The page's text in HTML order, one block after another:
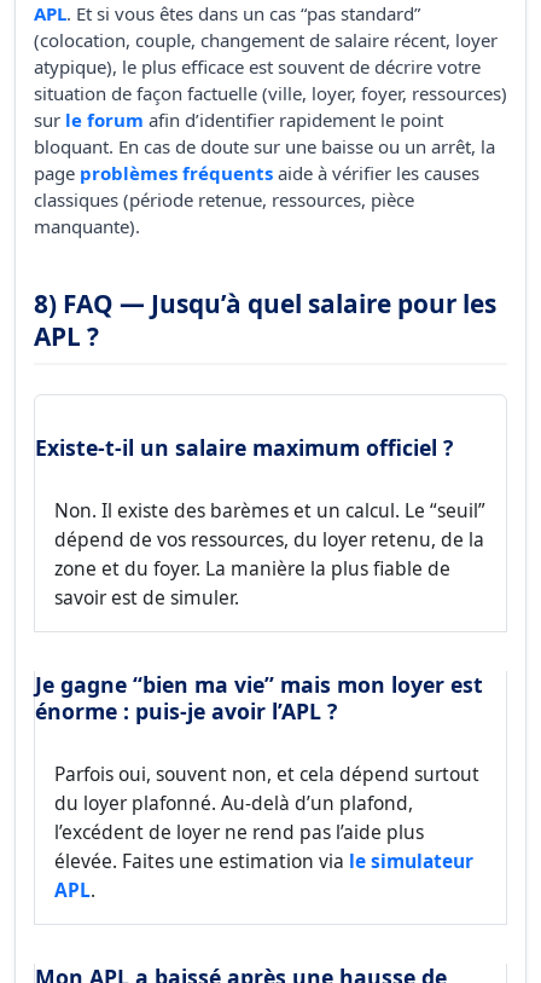
APL. Et si vous êtes dans un cas “pas standard”
(colocation, couple, changement de salaire récent, loyer
atypique), le plus efficace est souvent de décrire votre
situation de façon factuelle (ville, loyer, foyer, ressources)
sur le forum afin d’identifier rapidement le point
bloquant. En cas de doute sur une baisse ou un arrêt, la
page problèmes fréquents aide à vérifier les causes
classiques (période retenue, ressources, pièce
manquante).
8) FAQ — Jusqu’à quel salaire pour les
APL ?
Existe-t-il un salaire maximum officiel ?
Non. Il existe des barèmes et un calcul. Le “seuil”
dépend de vos ressources, du loyer retenu, de la
zone et du foyer. La manière la plus fiable de
savoir est de simuler.
Je gagne “bien ma vie” mais mon loyer est
énorme : puis-je avoir l’APL ?
Parfois oui, souvent non, et cela dépend surtout
du loyer plafonné. Au-delà d’un plafond,
l’excédent de loyer ne rend pas l’aide plus
élevée. Faites une estimation via le simulateur
APL.
Mon APL a baissé après une hausse de